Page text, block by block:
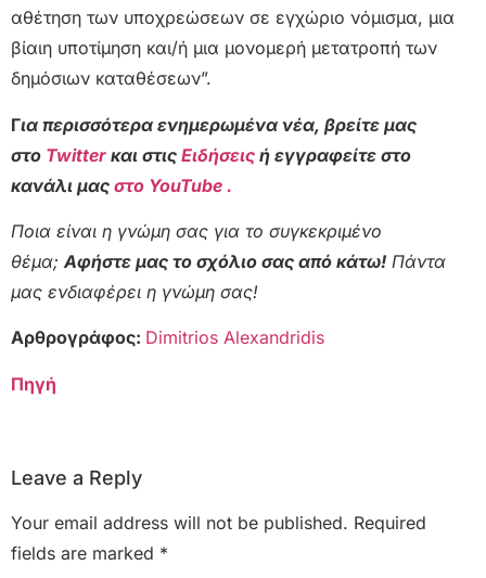
αθέτηση των υποχρεώσεων σε εγχώριο νόμισμα, μια
βίαιη υποτίμηση και/ή μια μονομερή μετατροπή των
δημόσιων καταθέσεων”.
Για περισσότερα ενημερωμένα νέα, βρείτε μας
στο Twitter και στις Ειδήσεις ή εγγραφείτε στο
κανάλι μας στο YouTube .
Ποια είναι η γνώμη σας για το συγκεκριμένο
θέμα; Αφήστε μας το σχόλιο σας από κάτω! Πάντα
μας ενδιαφέρει η γνώμη σας!
Αρθρογράφος: Dimitrios Alexandridis
Πηγή
Leave a Reply
Your email address will not be published. Required
fields are marked *